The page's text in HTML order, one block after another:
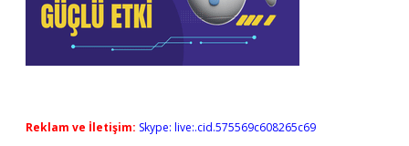
Reklam ve İletişim: Skype: live:.cid.575569c608265c69